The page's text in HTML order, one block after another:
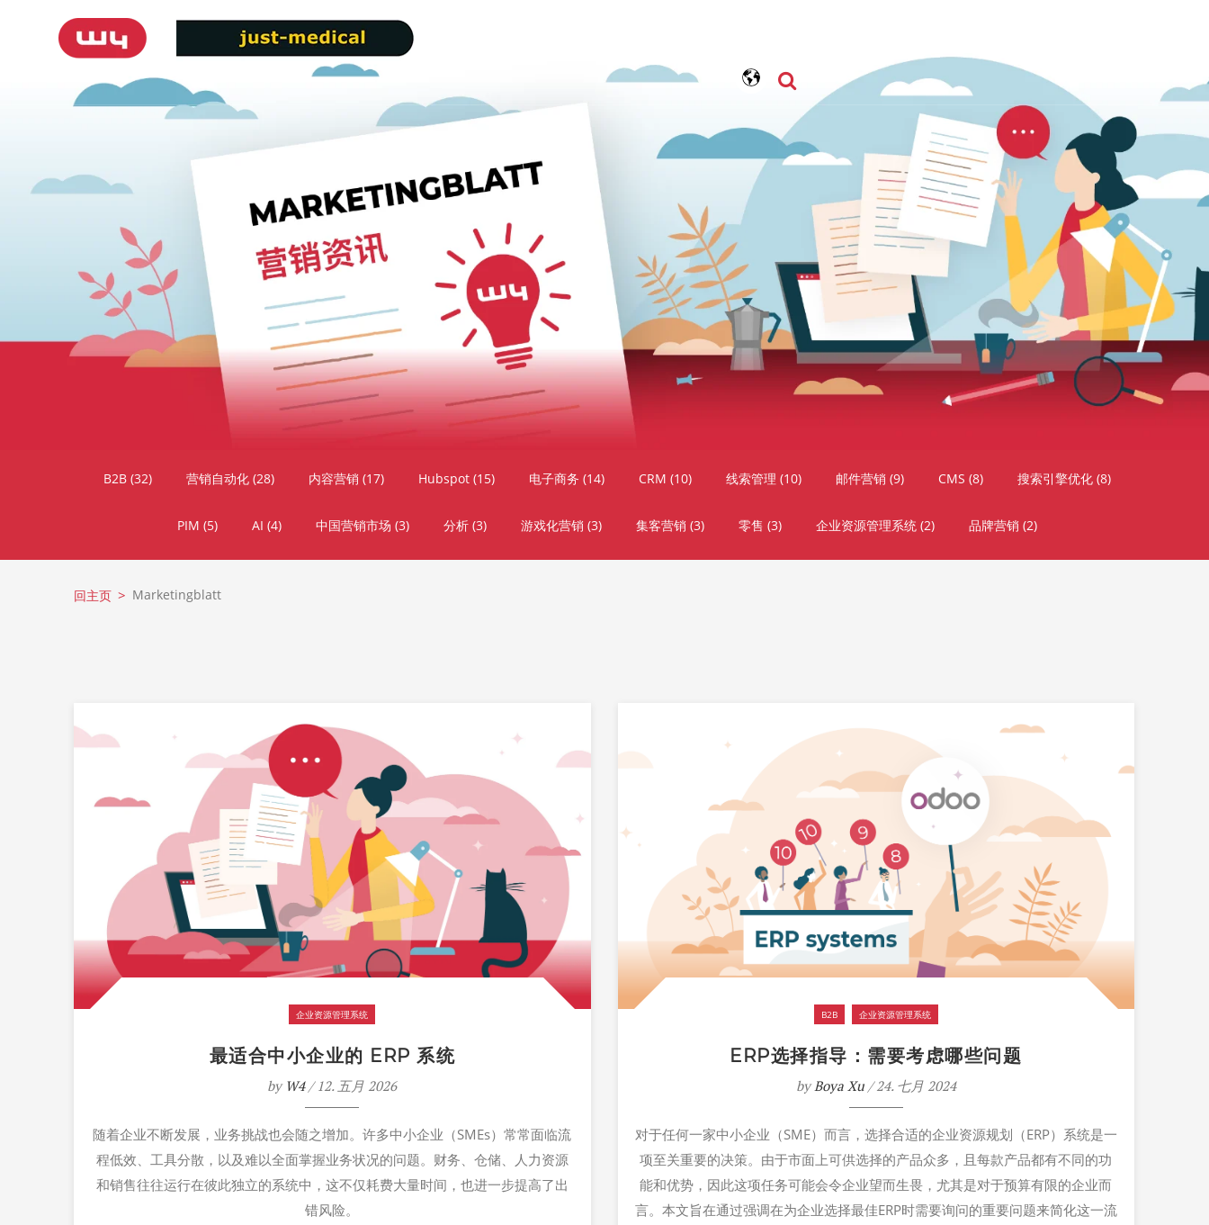
B2B (32) 营销自动化 (28) 内容营销 (17) Hubspot (15) 电子商务 (14) CRM (10) 线索管理 (10) 邮件营销 (9) CMS (8) 搜索引擎优化 (8)
PIM (5) AI (4) 中国营销市场 (3) 分析 (3) 游戏化营销 (3) 集客营销 (3) 零售 (3) 企业资源管理系统 (2) 品牌营销 (2)
回主页 Marketingblatt
企业资源管理系统
最适合中小企业的 ERP 系统
by W4/ 12. 五月 2026
随着企业不断发展，业务挑战也会随之增加。许多中小企业（SMEs）常常面临流
程低效、工具分散，以及难以全面掌握业务状况的问题。财务、仓储、人力资源
和销售往往运行在彼此独立的系统中，这不仅耗费大量时间，也进一步提高了出
错风险。
B2B 企业资源管理系统
ERP选择指导：需要考虑哪些问题
byBoya Xu/ 24. 七月 2024
对于任何一家中小企业（SME）而言，选择合适的企业资源规划（ERP）系统是一
项至关重要的决策。由于市面上可供选择的产品众多，且每款产品都有不同的功
能和优势，因此这项任务可能会令企业望而生畏，尤其是对于预算有限的企业而
言。本文旨在通过强调在为企业选择最佳ERP时需要询问的重要问题来简化这一流